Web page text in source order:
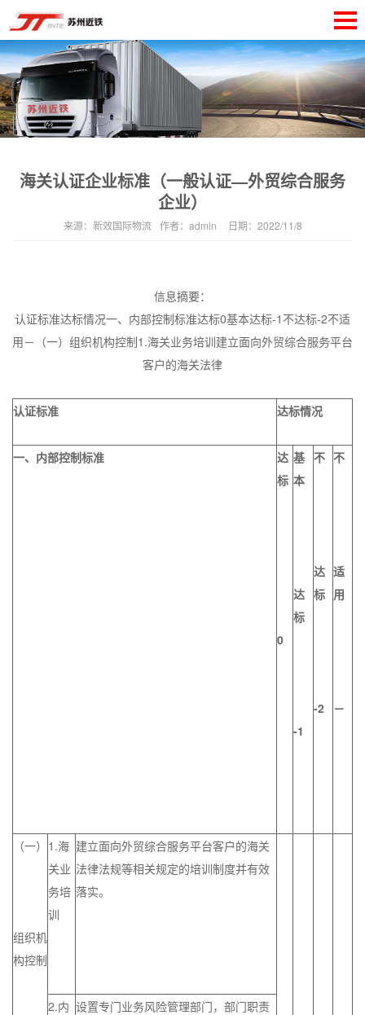
海关认证企业标准（一般认证—外贸综合服务
企业）
来源： 新效国际物流 作者： admin 日期： 2022/11/8
信息摘要：
认证标准达标情况一、内部控制标准达标0基本达标-1不达标-2不适
用－（一）组织机构控制1.海关业务培训建立面向外贸综合服务平台
客户的海关法律
认证标准 达标情况
一、内部控制标准
达
标
0
基
本
达
标
-1
不
达
标
-2
不
适
用
－
（一）
组织机
构控制
1.海
关业
务培
训
建立面向外贸综合服务平台客户的海关
法律法规等相关规定的培训制度并有效
落实。
2.内 设置专门业务风险管理部门，部门职责